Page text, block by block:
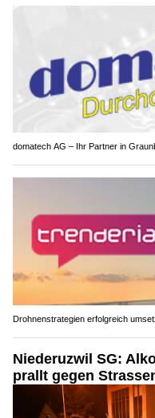
domatech AG – Ihr Partner in
Drohnenstrategien erfolgreich
Niederuzwil SG:
prallt gegen